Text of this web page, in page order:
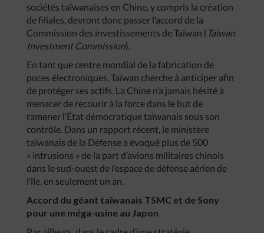
sociétés taïwanaises en Chine, y compris la création
de filiales, devront donc passer l’accord de la
Commission des investissements de Taïwan ( Taiwan
Investment Commission).
En tant que centre mondial de la fabrication de
puces électroniques, Taïwan cherche à anticiper afin
de protéger ses actifs. La Chine n’a jamais hésité à
menacer de recourir à la force dans le but de
ramener l’État démocratique taïwanais sous son
contrôle. Dans un rapport récent, le ministère
taïwanais de la Défense a évoqué plus de 500
« intrusions » de la part d’avions militaires chinois
dans le sud-ouest de l’espace de défense aérien de
l’île, en seulement un an.
Accord du géant taïwanais TSMC et de Sony
pour une méga-usine au Japon